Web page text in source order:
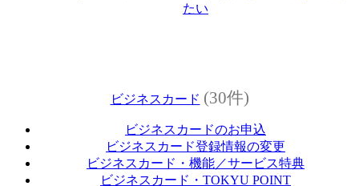
たい
ビジネスカード (30件)
ビジネスカードのお申込
ビジネスカード登録情報の変更
ビジネスカード・機能／サービス特典
ビジネスカード・TOKYU POINT